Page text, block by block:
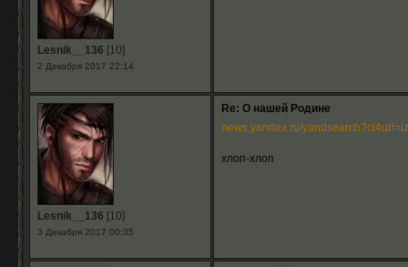
Lesnik__136 [10]
2 Декабря 2017 22:14
Lesnik__136 [10]
3 Декабря 2017 00:35
Re: О нашей Родине
news.yandex.ru/
хлоп-хлоп